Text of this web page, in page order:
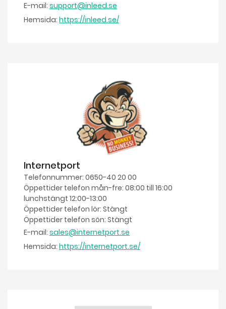
E-mail: support@inleed.se
Hemsida: https://inleed.se/
Internetport
Telefonnummer: 0650-40 20 00
Öppettider telefon mån-fre: 08:00 till 16:00
lunchstängt 12:00-13:00
Öppettider telefon lör: Stängt
Öppettider telefon sön: Stängt
E-mail: sales@internetport.se
Hemsida: https://internetport.se/